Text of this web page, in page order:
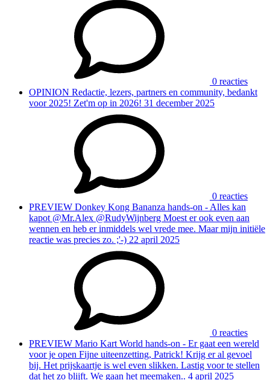
0 reacties
OPINION Redactie, lezers, partners en community, bedankt
voor 2025! Zet'm op in 2026! 31 december 2025
0 reacties
PREVIEW Donkey Kong Bananza hands-on - Alles kan
kapot @Mr.Alex @RudyWijnberg Moest er ook even aan
wennen en heb er inmiddels wel vrede mee. Maar mijn initiële
reactie was precies zo. ;'-) 22 april 2025
0 reacties
PREVIEW Mario Kart World hands-on - Er gaat een wereld
voor je open Fijne uiteenzetting, Patrick! Krijg er al gevoel
bij. Het prijskaartje is wel even slikken. Lastig voor te stellen
dat het zo blijft. We gaan het meemaken.. 4 april 2025